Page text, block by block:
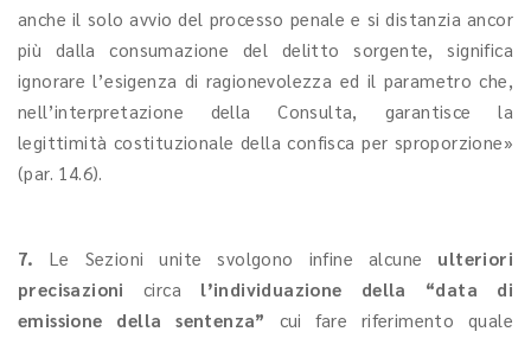
anche il solo avvio del processo penale e si distanzia ancor
più dalla consumazione del delitto sorgente, significa
ignorare l’esigenza di ragionevolezza ed il parametro che,
nell’interpretazione della Consulta, garantisce la
legittimità costituzionale della confisca per sproporzione»
(par. 14.6).
7. Le Sezioni unite svolgono infine alcune ulteriori
precisazioni circa l’individuazione della “data di
emissione della sentenza” cui fare riferimento quale